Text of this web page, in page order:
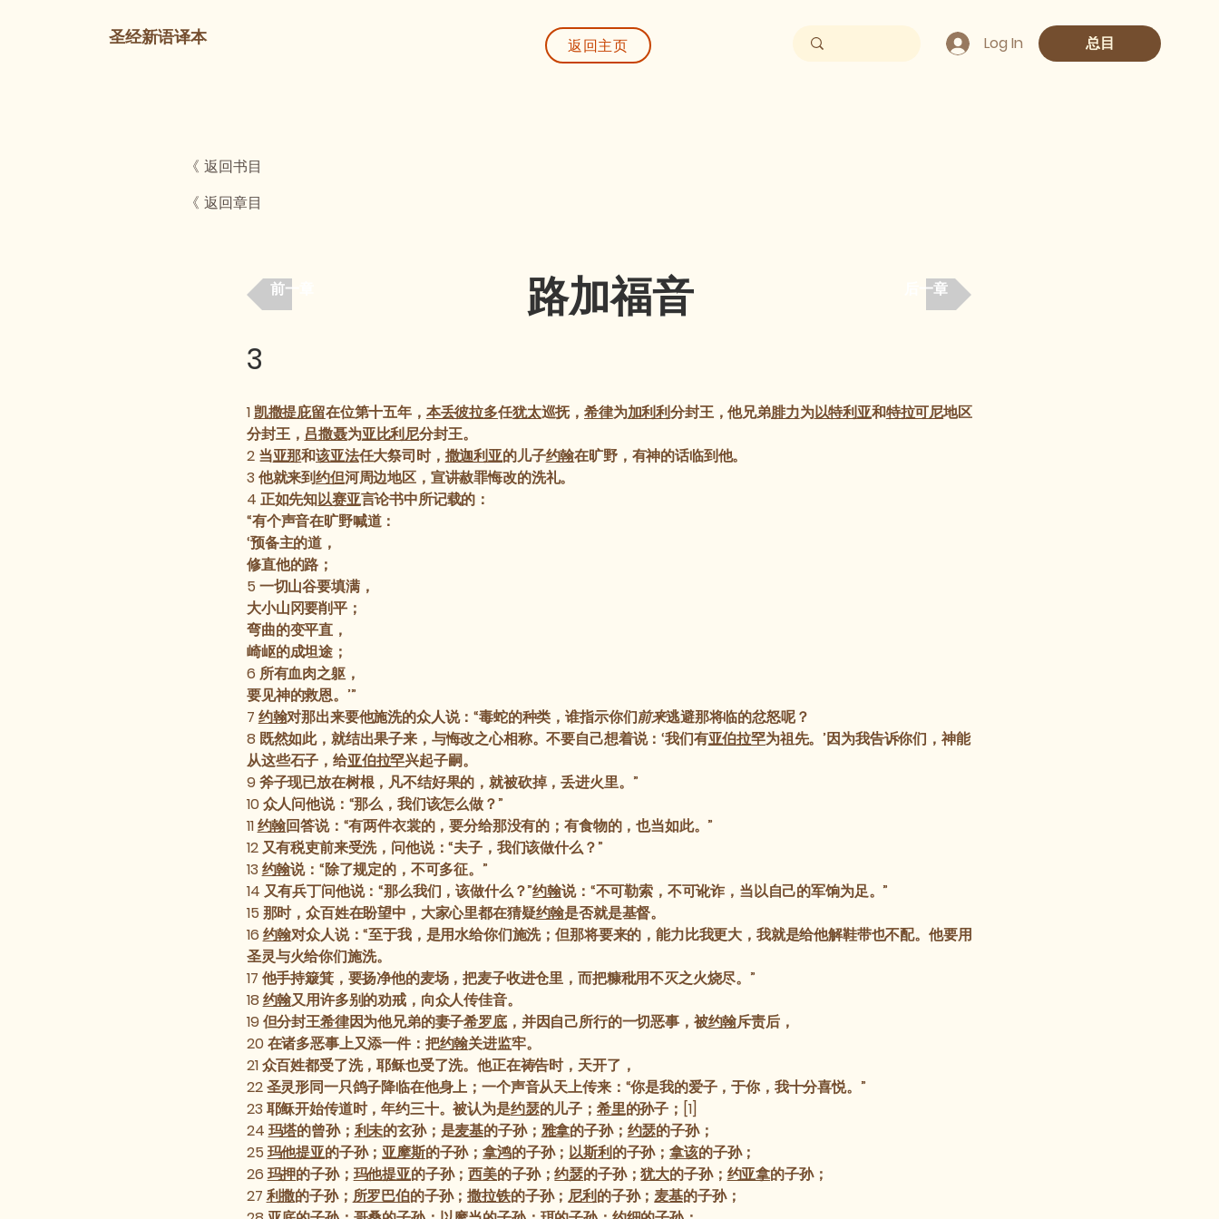
圣经新语译本 Log In 总目
返回主页
《 返回书目
《 返回章目
前一章 路加福音 后一章
3
1凯撒提庇留在位第十五年， 本丢彼拉多任犹太巡抚，希律为加利利分封王，他兄弟腓力为以特利亚和特拉可尼地区
分封王， 吕撒聂为亚比利尼分封王。
2 当亚那和该亚法任大祭司时， 撒迦利亚的儿子约翰在旷野，有神的话临到他。
3 他就来到约但河周边地区，宣讲赦罪悔改的洗礼。
4 正如先知以赛亚言论书中所记载的：
“有个声音在旷野喊道：
‘预备主的道，
修直他的路；
5 一切山谷要填满，
大小山冈要削平；
弯曲的变平直，
崎岖的成坦途；
6 所有血肉之躯，
要见神的救恩。’”
7 约翰对那出来要他施洗的众人说：“毒蛇的种类，谁指示你们前来逃避那将临的忿怒呢？
8 既然如此，就结出果子来，与悔改之心相称。不要自己想着说：‘我们有亚伯拉罕为祖先。’因为我告诉你们，神能
从这些石子，给亚伯拉罕兴起子嗣。
9斧子现已放在树根，凡不结好果的，就被砍掉，丢进火里。”
10众人问他说：“那么，我们该怎么做？”
11约翰回答说：“有两件衣裳的，要分给那没有的；有食物的，也当如此。”
12又有税吏前来受洗，问他说：“夫子，我们该做什么？”
13 约翰说：“除了规定的，不可多征。”
14 又有兵丁问他说：“那么我们，该做什么？”约翰说：“不可勒索，不可讹诈，当以自己的军饷为足。”
15 那时，众百姓在盼望中，大家心里都在猜疑约翰是否就是基督。
16 约翰对众人说：“至于我，是用水给你们施洗；但那将要来的，能力比我更大，我就是给他解鞋带也不配。他要用
圣灵与火给你们施洗。
17 他手持簸箕，要扬净他的麦场，把麦子收进仓里，而把糠秕用不灭之火烧尽。”
18 约翰又用许多别的劝戒，向众人传佳音。
19但分封王希律因为他兄弟的妻子希罗底，并因自己所行的一切恶事，被约翰斥责后，
20在诸多恶事上又添一件：把约翰关进监牢。
21众百姓都受了洗，耶稣也受了洗。他正在祷告时，天开了，
22圣灵形同一只鸽子降临在他身上；一个声音从天上传来：“你是我的爱子，于你，我十分喜悦。”
23 耶稣开始传道时，年约三十。被认为是约瑟的儿子； 希里的孙子；[1]
24 玛塔的曾孙； 利未的玄孙；是麦基的子孙； 雅拿的子孙； 约瑟的子孙；
25 玛他提亚的子孙；亚摩斯的子孙；拿鸿的子孙； 以斯利的子孙；拿该的子孙；
26 玛押的子孙； 玛他提亚的子孙；西美的子孙；约瑟的子孙；犹大的子孙； 约亚拿的子孙；
27 利撒的子孙； 所罗巴伯的子孙；撒拉铁的子孙；尼利的子孙；麦基的子孙；